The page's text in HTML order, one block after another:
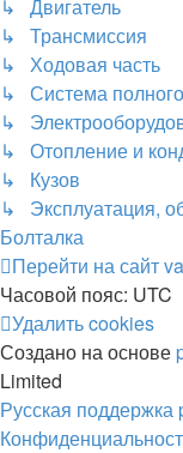
↳ Двигатель
↳ Трансмиссия
↳ Ходовая часть
↳ Система
↳
↳ Отопление и
↳ Кузов
↳ Эксплуатация,
Болталка
Перейти на сайт
Часовой пояс: UTC
Удалить cookies
Создано на основе
Limited
Русская поддержка